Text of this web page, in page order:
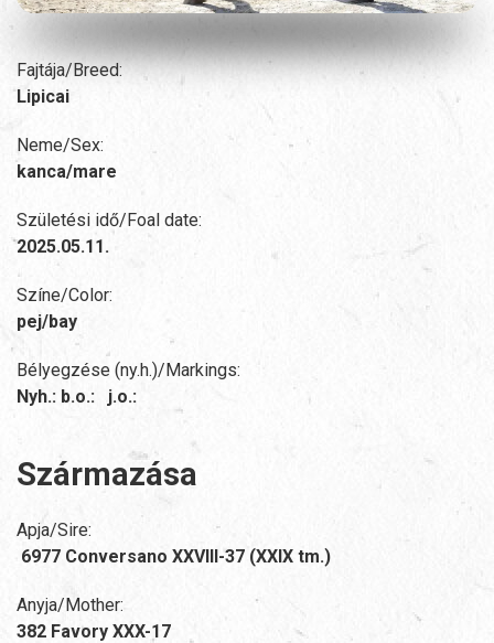
Fajtája/Breed:
Lipicai
Neme/Sex:
kanca/mare
Születési idő/Foal date:
2025.05.11.
Színe/Color:
pej/bay
Bélyegzése (ny.h.)/Markings:
Nyh.: b.o.: j.o.:
Származása
Apja/Sire:
6977 Conversano XXVIII-37 (XXIX tm.)
Anyja/Mother:
382 Favory XXX-17